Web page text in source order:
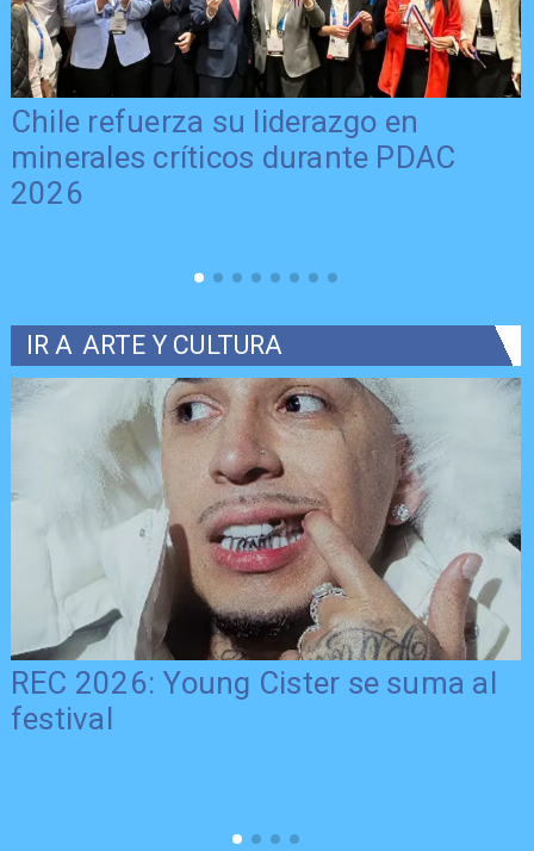
Chile refuerza su liderazgo en
minerales críticos durante PDAC
2026
IR A ARTE Y CULTURA
REC 2026: Young Cister se suma al
festival